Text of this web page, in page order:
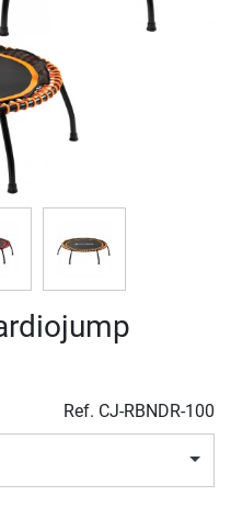
Ref. CJ-RBNDR-100